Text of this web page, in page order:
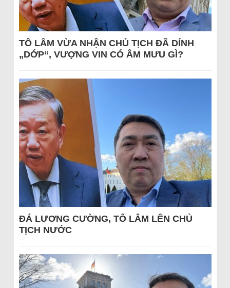
TÔ LÂM VỪA NHẬN CHỦ TỊCH ĐÃ DÍNH
„DỚP“, VƯỢNG VIN CÓ ÂM MƯU GÌ?
ĐÁ LƯƠNG CƯỜNG, TÔ LÂM LÊN CHỦ
TỊCH NƯỚC